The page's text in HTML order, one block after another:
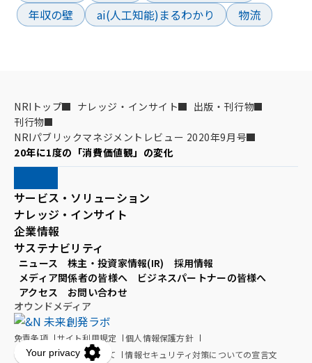
年収の壁
ai(人工知能)まるわかり 物流
NRIトップ ナレッジ・インサイト
出版・刊行物
刊行物
NRIパブリックマネジメントレビュー 2020年9月号
20年に1度の「消費価値観」の変化
サービス・ソリューション
ナレッジ・インサイト
企業情報
サステナビリティ
ニュース 株主・投資家情報(IR)
採用情報
メディア関係者の皆様へ
ビジネスパートナーの皆様へ
アクセス
お問い合わせ
オウンドメディア
免責条項 サイト利用規定
個人情報保護方針
個人情報の取扱いについて
情報セキュリティ対策についての宣言文